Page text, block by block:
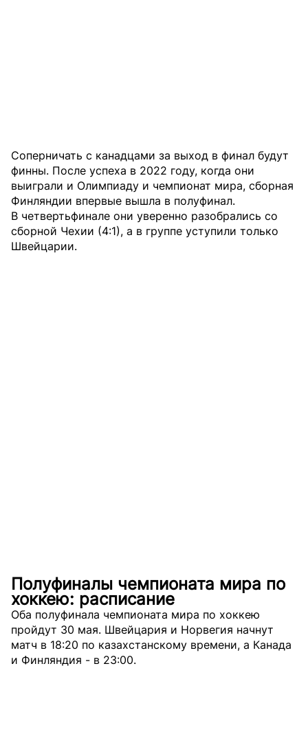
Соперничать с канадцами за выход в финал будут
финны. После успеха в 2022 году, когда они
выиграли и Олимпиаду и чемпионат мира, сборная
Финляндии впервые вышла в полуфинал.
В четвертьфинале они уверенно разобрались со
сборной Чехии (4:1), а в группе уступили только
Швейцарии.
Полуфиналы чемпионата мира по
хоккею: расписание
Оба полуфинала чемпионата мира по хоккею
пройдут 30 мая. Швейцария и Норвегия начнут
матч в 18:20 по казахстанскому времени, а Канада
и Финляндия - в 23:00.